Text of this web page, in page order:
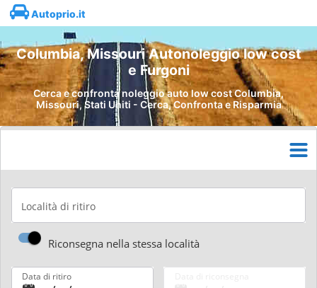
Autoprio.it
Columbia, Missouri Autonoleggio low cost
e Furgoni
Cerca e confronta noleggio auto low cost Columbia,
Missouri, Stati Uniti - Cerca, Confronta e Risparmia
Località di ritiro
Riconsegna nella stessa località
Data di ritiro